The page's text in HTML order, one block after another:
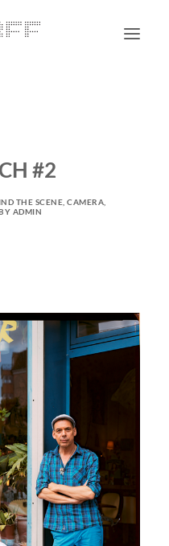
#2
THE SCENE ,CAMERA
ADMIN